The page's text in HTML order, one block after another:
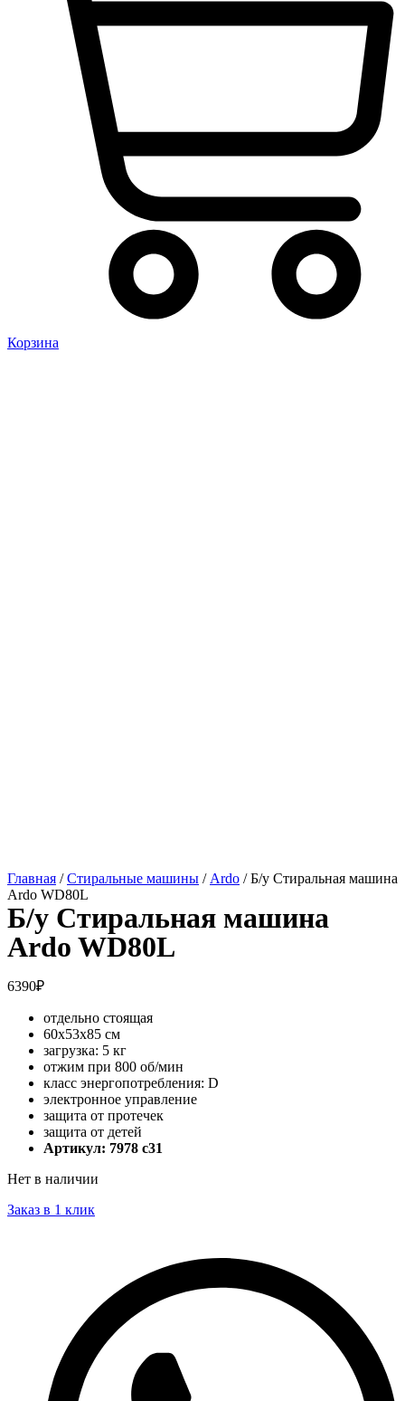
Корзина
Главная /Стиральные машины / Ardo / Б/у Стиральная машина
Ardo WD80L
Б/у Стиральная машина
Ardo WD80L
6390₽
отдельно стоящая
60x53x85 см
загрузка: 5 кг
отжим при 800 об/мин
класс энергопотребления: D
электронное управление
защита от протечек
защита от детей
Артикул: 7978 c31
Нет в наличии
Заказ в 1 клик